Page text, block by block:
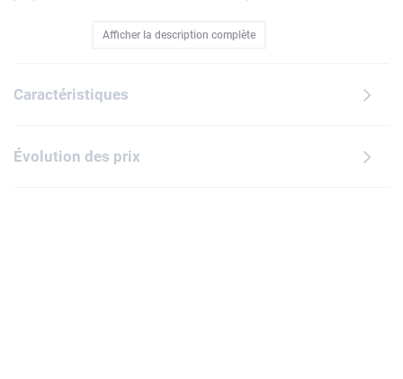
ce jeu créatif en solo, en famille ou avec des amis.
Afficher la description complète
Caractéristiques
Évolution des prix